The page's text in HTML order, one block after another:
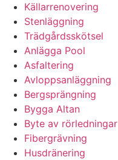
Källarrenovering
Stenläggning
Trädgårdsskötsel
Anlägga Pool
Asfaltering
Avloppsanläggning
Bergsprängning
Bygga Altan
Byte av rörledningar
Fibergrävning
Husdränering